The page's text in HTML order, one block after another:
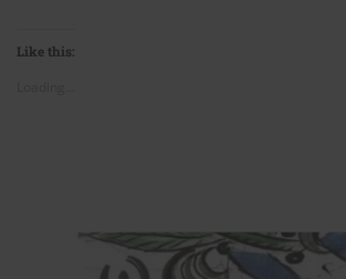
Like this: